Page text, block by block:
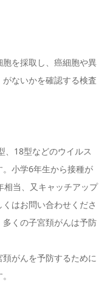
を採取し、癌細胞や異
ないかを確認する検査
、18型などのウイルス
小学6年生から接種が
相当、又キャッチアップ
はお問い合わせくださ
くの子宮頚がんは予防
がんを予防するために